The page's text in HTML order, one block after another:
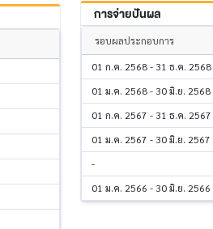
การจ่ายปันผล
รอบผลประกอบการ
01 ก.ค. 2568 - 31 ธ.ค. 2568
01 ม.ค. 2568 - 30 มิ.ย. 2568
01 ก.ค. 2567 - 31 ธ.ค. 2567
01 ม.ค. 2567 - 30 มิ.ย. 2567
-
01 ม.ค. 2566 - 30 มิ.ย. 2566